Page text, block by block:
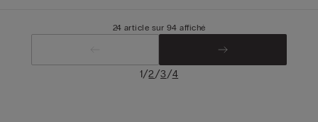
24 article sur 94 affiché
1/2/3/4